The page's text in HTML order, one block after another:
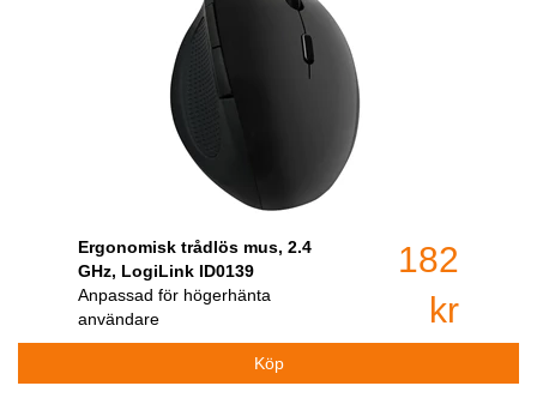
Ergonomisk trådlös mus, 2.4
GHz, LogiLink ID0139
Anpassad för högerhänta
användare
182
kr